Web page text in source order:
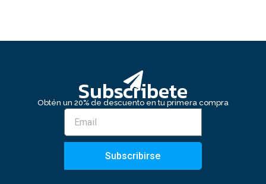
Subscribete
Obtén un 20% de descuento en tu primera compra
Subscribirse